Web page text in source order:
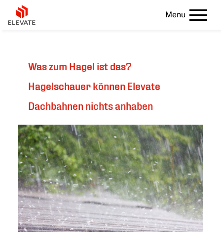
Menu
Was zum Hagel ist das?
Hagelschauer können Elevate
Dachbahnen nichts anhaben